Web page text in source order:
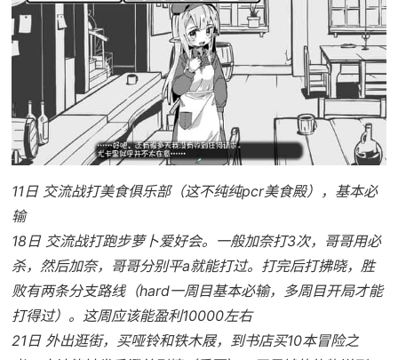
11日 交流战打美食俱乐部（这不纯纯pcr美食殿），基本必
输
18日 交流战打跑步萝卜爱好会。一般加奈打3次，哥哥用必
杀，然后加奈，哥哥分别平a就能打过。打完后打拂晓，胜
败有两条分支路线（hard一周目基本必输，多周目开局才能
打得过）。这周应该能盈利10000左右
21日 外出逛街，买哑铃和铁木屐，到书店买10本冒险之